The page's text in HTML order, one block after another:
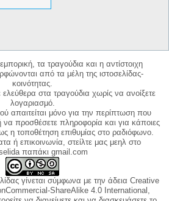
τα τραγούδια και η αντίστοιχη
από τα μέλη της ιστοσελίδας-
κοινότητας.
ελεύθερα στα τραγούδια χωρίς να ανοίξετε
λογαριασμό.
απαιτείται μόνο για την περίπτωση που
να προσθέσετε πληροφορία και για κάποιες
η τοποθέτηση επιθυμίας στο ραδιόφωνο.
ή επικοινωνία, στείλτε μας μεηλ στο
παπάκι gmail.com
γίνεται σύμφωνα με την άδεια Creative
ShareAlike 4.0 International,